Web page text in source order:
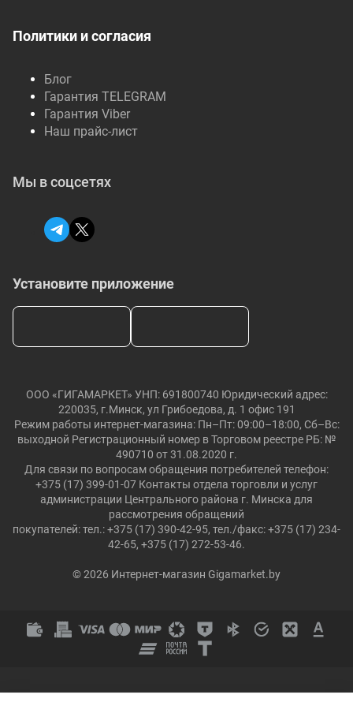
Политики и согласия
Блог
Гарантия TELEGRAM
Гарантия Viber
Наш прайс-лист
Установите приложение
Мы в соцсетях
ООО «ГИГАМАРКЕТ» УНП: 691800740 Юридический адрес:
220035, г.Минск, ул Грибоедова, д. 1 офис 191
Режим работы интернет-магазина: Пн–Пт: 09:00–18:00, Сб–Вс:
выходной Регистрационный номер в Торговом реестре РБ: №
490710 от 31.08.2020 г.
Для связи по вопросам обращения потребителей телефон:
+375 (17) 399-01-07 Контакты отдела торговли и услуг
администрации Центрального района г. Минска для
рассмотрения обращений
покупателей: тел.: +375 (17) 390-42-95, тел./факс: +375 (17) 234-
42-65, +375 (17) 272-53-46.
© 2026 Интернет-магазин Gigamarket.by